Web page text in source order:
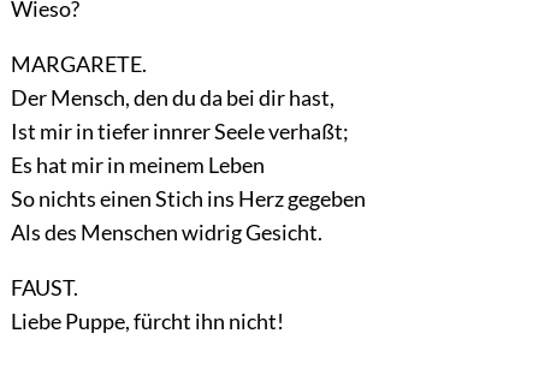
Wieso?
MARGARETE.
Der Mensch, den du da bei dir hast,
Ist mir in tiefer innrer Seele verhaßt;
Es hat mir in meinem Leben
So nichts einen Stich ins Herz gegeben
Als des Menschen widrig Gesicht.
FAUST.
Liebe Puppe, fürcht ihn nicht!